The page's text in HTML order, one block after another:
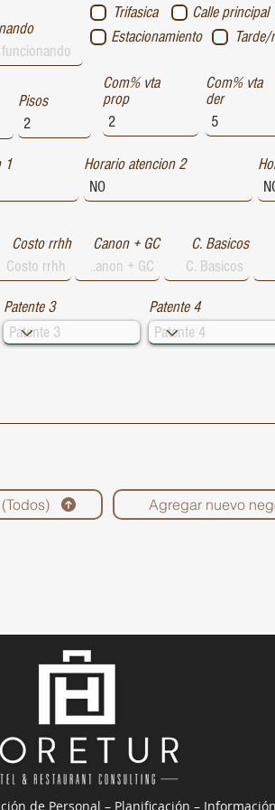
Trifasica Calle principal
Estacionamiento
Pisos
Com% vta
prop
Com% vta
der
1 Horario atencion 2
Costo rrhh Canon + GC C. Basicos
Patente 3 Patente 4
Agregar nuevo
de Personal – Planificación –